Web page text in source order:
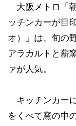
大阪メトロ「
ッチンカーが目
オ）」は、旬の
アラカルトと薪
ァが人気。
キッチンカー
をくべて窯の中